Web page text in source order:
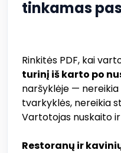
tinkamas
Rinkitės PDF, kai
turinį iš karto po
naršyklėje — nereikia
tvarkyklės, nereikia
Vartotojas nuskaito
Restoranų ir